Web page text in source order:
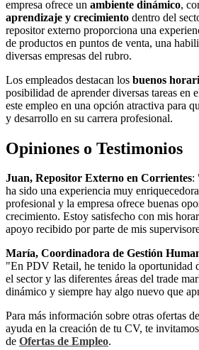
empresa ofrece un ambiente dinámico,
aprendizaje y crecimiento dentro del
repositor externo proporciona una
de productos en puntos de venta, una
diversas empresas del rubro.
Los empleados destacan los buenos
posibilidad de aprender diversas tareas en
este empleo en una opción atractiva para
y desarrollo en su carrera profesional.
Opiniones o Testimonios
Juan, Repositor Externo en Corrientes:
ha sido una experiencia muy
profesional y la empresa ofrece buenas
crecimiento. Estoy satisfecho con mis
apoyo recibido por parte de mis
María, Coordinadora de Gestión
"En PDV Retail, he tenido la oportunidad
el sector y las diferentes áreas del trade
dinámico y siempre hay algo nuevo que
Para más información sobre otras ofertas
ayuda en la creación de tu CV, te
de Ofertas de Empleo.